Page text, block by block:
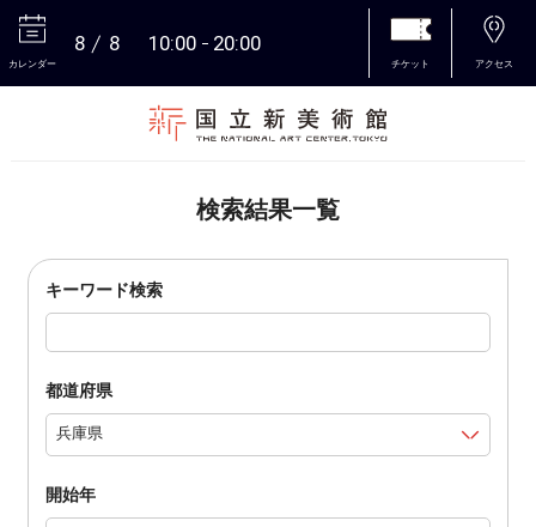
カレンダー
8 8 10:00 20:00
チケット アクセス
検索結果一覧
キーワード検索
都道府県
開始年